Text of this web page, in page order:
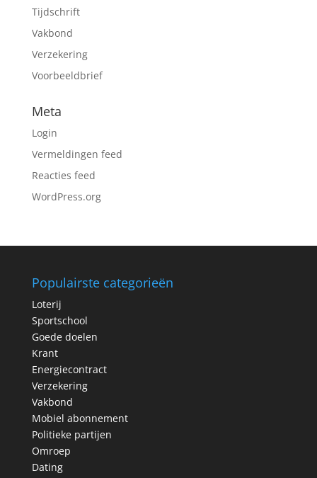
Tijdschrift
Vakbond
Verzekering
Voorbeeldbrief
Meta
Login
Vermeldingen feed
Reacties feed
WordPress.org
Populairste categorieën
Loterij
Sportschool
Goede doelen
Krant
Energiecontract
Verzekering
Vakbond
Mobiel abonnement
Politieke partijen
Omroep
Dating